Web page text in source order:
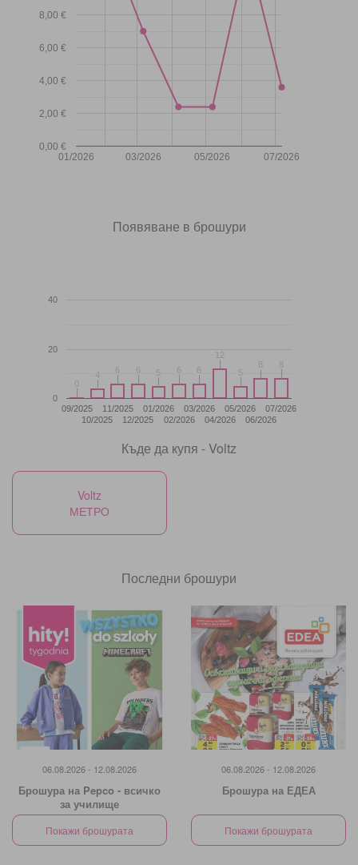
01/2026 03/2026 05/2026 07/2026
0,00 €
2,00 €
4,00 €
6,00 €
8,00 €
Появяване в брошури
09/2025
10/2025
11/2025
12/2025
01/2026
02/2026
03/2026
04/2026
05/2026
06/2026
07/2026
0
20
40
00
44 66 66 55 66 66
12
12
55
88 88
Къде да купя - Voltz
Voltz
МЕТРО
Последни брошури
06.08.2026 - 12.08.2026
Брошура на Pepco - всичко
за училище
Покажи брошурата
06.08.2026 - 12.08.2026
Брошура на ЕДЕА
Покажи брошурата